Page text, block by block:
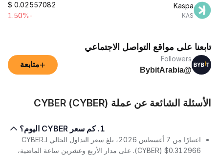
Kaspa
KAS
$ 0.02557082
-1.50%
تابعنا على مواقع التواصل الاجتماعي
Followers
@BybitArabia
+متابعة
الأسئلة الشائعة عن عملة CYBER (CYBER)
1. كم سعر CYBER اليوم؟
اعتبارًا من 7 أغسطس 2026، بلغ سعر التداول الحالي لـCYBER
(CYBER) $0.312966. على مدار الأربع وعشرين ساعة الماضية،